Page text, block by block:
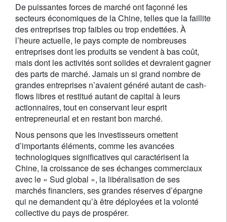
De puissantes forces de marché ont façonné les
secteurs économiques de la Chine, telles que la faillite
des entreprises trop faibles ou trop endettées. À
l’heure actuelle, le pays compte de nombreuses
entreprises dont les produits se vendent à bas coût,
mais dont les activités sont solides et devraient gagner
des parts de marché. Jamais un si grand nombre de
grandes entreprises n’avaient généré autant de cash-
flows libres et restitué autant de capital à leurs
actionnaires, tout en conservant leur esprit
entrepreneurial et en restant bon marché.
Nous pensons que les investisseurs omettent
d’importants éléments, comme les avancées
technologiques significatives qui caractérisent la
Chine, la croissance de ses échanges commerciaux
avec le « Sud global », la libéralisation de ses
marchés financiers, ses grandes réserves d’épargne
qui ne demandent qu’à être déployées et la volonté
collective du pays de prospérer.